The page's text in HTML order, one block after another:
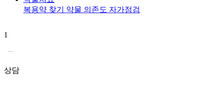
복용약 찾기 약물 의존도 자가점검
1
상담